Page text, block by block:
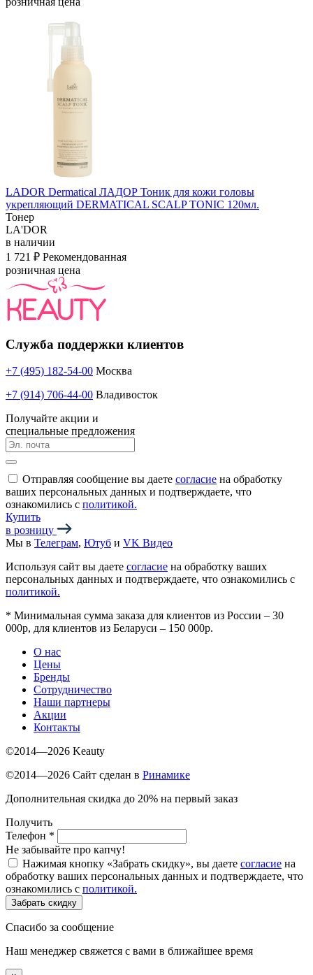
LADOR Dermatical ЛАДОР Тоник для кожи головы
укрепляющий DERMATICAL SCALP TONIC 120мл.
Тонер
LA'DOR
в наличии
1 721 ₽ Рекомендованная
розничная цена
Служба поддержки клиентов
+7 (495) 182-54-00 Москва
+7 (914) 706-44-00 Владивосток
Получайте акции и
специальные предложения
Отправляя сообщение вы даете согласие на обработку
ваших персональных данных и подтверждаете, что
ознакомились с политикой.
Купить
в розницу
Мы в Телеграм, Ютуб и VK Видео
Используя сайт вы даете согласие на обработку ваших
персональных данных и подтверждаете, что ознакомились с
политикой.
* Минимальная сумма заказа для клиентов из России – 30
000р, для клиентов из Беларуси – 150 000р.
О нас
Цены
Бренды
Сотрудничество
Наши партнеры
Акции
Контакты
©2014—2026 Keauty
©2014—2026 Сайт сделан в Ринамике
Дополнительная скидка до 20% на первый заказ
Получить
Телефон *
Не забывайте про капчу!
Нажимая кнопку «Забрать скидку», вы даете согласие на
обработку ваших персональных данных и подтверждаете, что
ознакомились с политикой.
Забрать скидку
Спасибо за сообщение
Наш менеджер свяжется с вами в ближайшее время